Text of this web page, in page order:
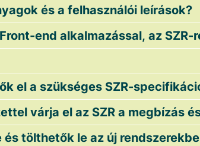
és a felhasználói leírások?
end alkalmazással, az
el a szükséges SZR-
várja el az SZR a megbízás
tölthetők le az új